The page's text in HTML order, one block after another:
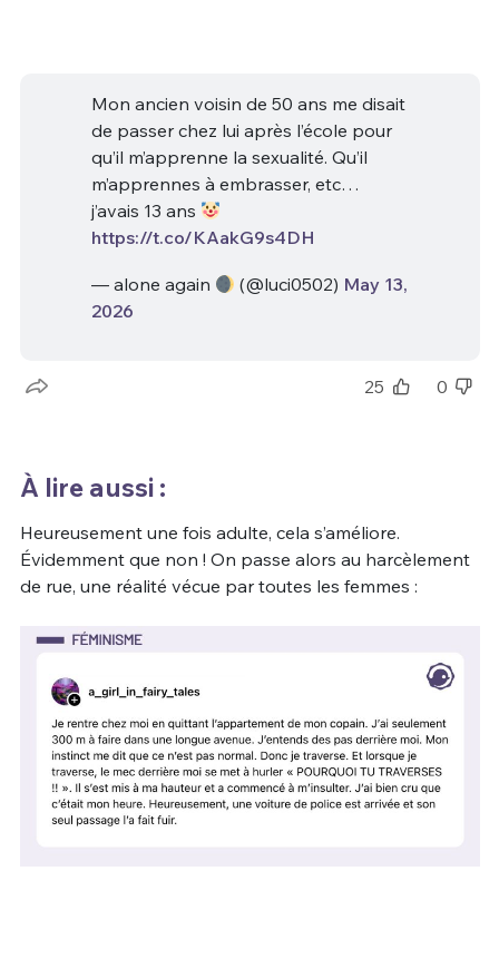
Mon ancien voisin de 50 ans me disait
de passer chez lui après l’école pour
qu’il m’apprenne la sexualité. Qu’il
m’apprennes à embrasser, etc…
j’avais 13 ans
https://t.co/KAakG9s4DH
— alone again (@luci0502) May 13,
2026
25 0
À lire aussi :
Heureusement une fois adulte, cela s’améliore.
Évidemment que non ! On passe alors au harcèlement
de rue, une réalité vécue par toutes les femmes :